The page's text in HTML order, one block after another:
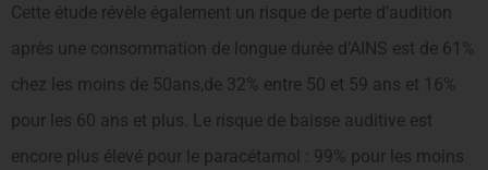
Cette étude révèle également un risque de perte d’audition
après une consommation de longue durée d’AINS est de 61%
chez les moins de 50ans,de 32% entre 50 et 59 ans et 16%
pour les 60 ans et plus. Le risque de baisse auditive est
encore plus élevé pour le paracétamol : 99% pour les moins